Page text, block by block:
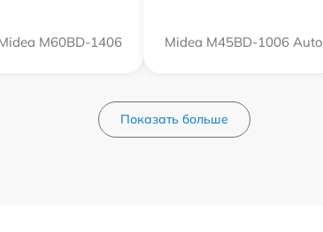
M60BD-1406 Midea M45BD-1006 Auto
Показать больше